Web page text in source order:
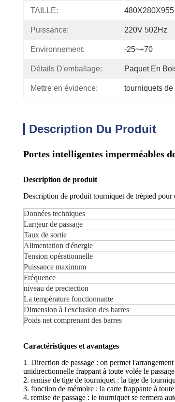
TAILLE: 480X280X955
Puissance: 220V 502Hz
Environnement: -25~+70
Détails D'emballage: Paquet En
Mettre en évidence: tourniquets
Description Du Produit
Portes intelligentes imperméables
Description de produit
Description de produit tourniquet de trépied
Données techniques
Largeur de passage
Taux de sortie
Alimentation d'énergie
Tension opérationnelle
Puissance maximum
Fréquence
niveau de prectection
La température fonctionnante
Dimension à l'exclusion des barres
Poids net comprenant des barres
Caractéristiques et avantages
1. Direction de passage : on permet
unidirectionnelle frappant à toute volée le
2. remise de tige de tourniquet : la tige de
3. fonction de mémoire : la carte frappante à
4. remise de passage : le tourniquet se fermera